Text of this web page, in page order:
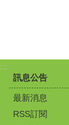
:::
訊息公告
最新消息
RSS訂閱